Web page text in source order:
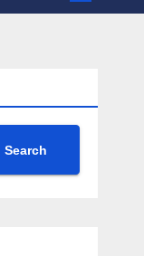
Search